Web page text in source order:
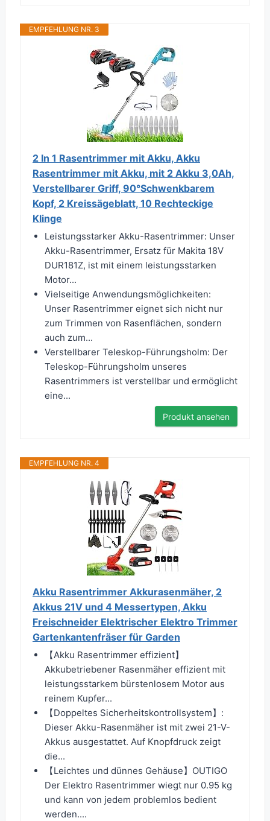
EMPFEHLUNG NR. 3
2 In 1 Rasentrimmer mit Akku, Akku
Rasentrimmer mit Akku, mit 2 Akku 3,0Ah,
Verstellbarer Griff, 90°Schwenkbarem
Kopf, 2 Kreissägeblatt, 10 Rechteckige
Klinge
Leistungsstarker Akku-Rasentrimmer: Unser
Akku-Rasentrimmer, Ersatz für Makita 18V
DUR181Z, ist mit einem leistungsstarken
Motor...
Vielseitige Anwendungsmöglichkeiten:
Unser Rasentrimmer eignet sich nicht nur
zum Trimmen von Rasenflächen, sondern
auch zum...
Verstellbarer Teleskop-Führungsholm: Der
Teleskop-Führungsholm unseres
Rasentrimmers ist verstellbar und ermöglicht
eine...
Produkt ansehen
EMPFEHLUNG NR. 4
Akku Rasentrimmer Akkurasenmäher, 2
Akkus 21V und 4 Messertypen, Akku
Freischneider Elektrischer Elektro Trimmer
Gartenkantenfräser für Garden
【Akku Rasentrimmer effizient】
Akkubetriebener Rasenmäher effizient mit
leistungsstarkem bürstenlosem Motor aus
reinem Kupfer...
【Doppeltes Sicherheitskontrollsystem】:
Dieser Akku-Rasenmäher ist mit zwei 21-V-
Akkus ausgestattet. Auf Knopfdruck zeigt
die...
【Leichtes und dünnes Gehäuse】OUTIGO
Der Elektro Rasentrimmer wiegt nur 0.95 kg
und kann von jedem problemlos bedient
werden....